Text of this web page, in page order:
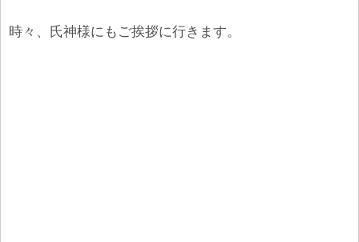
時々、氏神様にもご挨拶に行きます。